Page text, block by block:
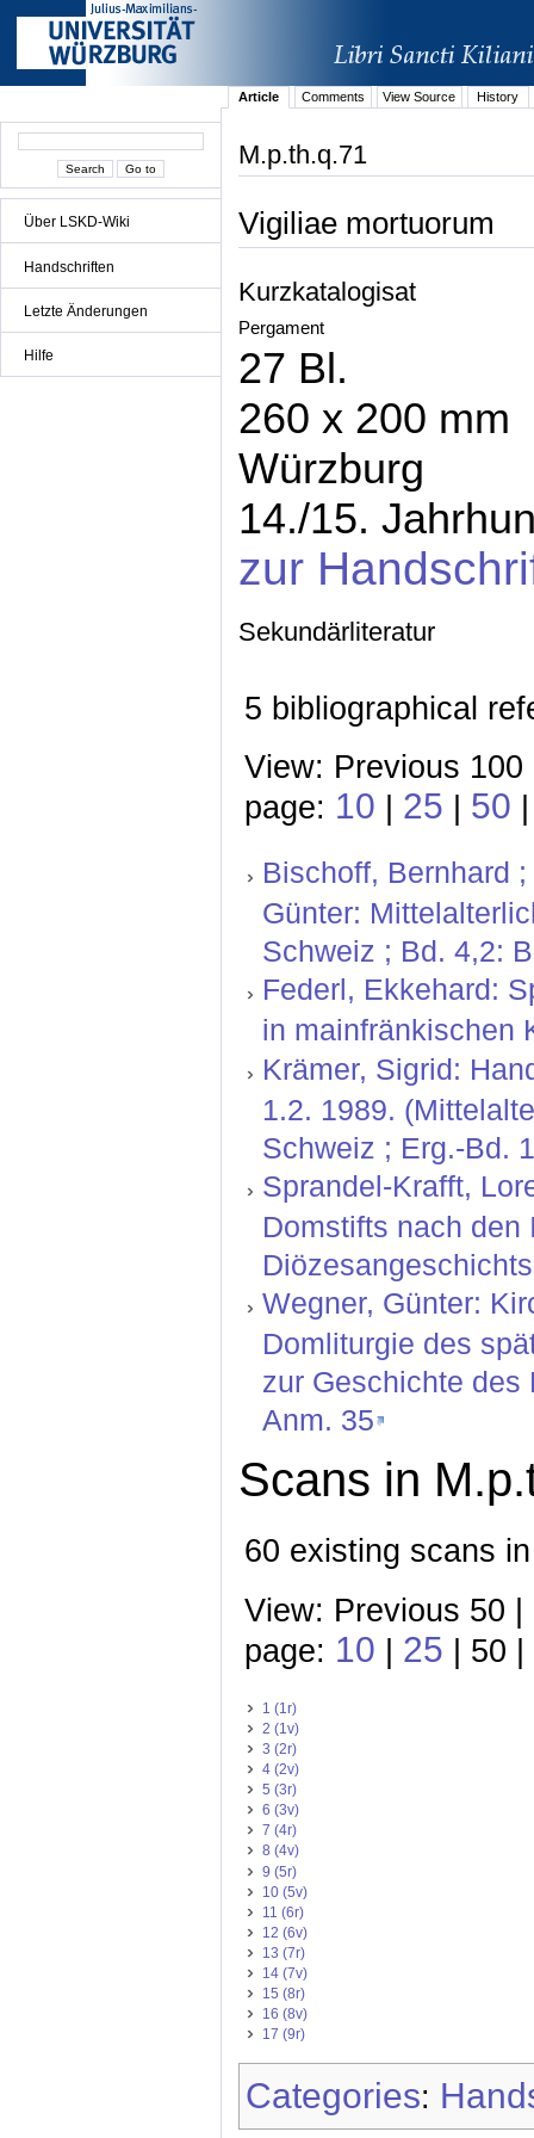
Über LSKD-Wiki
Handschriften
Letzte Änderungen
Hilfe
Article Comments View Source History
M.p.th.q.71
Vigiliae mortuorum
Kurzkatalogisat
Pergament
27 Bl.
260 x 200 mm
Würzburg
14./15.
zur
Sekundärliteratur
5 bibliographical
View: Previous
page: 10 | 25 | 50
Bischoff, Bernhard
Günter:
Schweiz ; Bd. 4,2:
Federl, Ekkehard:
in mainfränkischen
Krämer, Sigrid:
1.2. 1989.
Schweiz ; Erg.-Bd.
Sprandel-Krafft,
Domstifts nach den
Wegner, Günter:
Domliturgie des
zur Geschichte des
Anm. 35
Scans in
60 existing scans
View: Previous 50 |
page: 10 25 | 50 |
1 (1r)
2 (1v)
3 (2r)
4 (2v)
5 (3r)
6 (3v)
7 (4r)
8 (4v)
9 (5r)
10 (5v)
11 (6r)
12 (6v)
13 (7r)
14 (7v)
15 (8r)
16 (8v)
17 (9r)
Categories: